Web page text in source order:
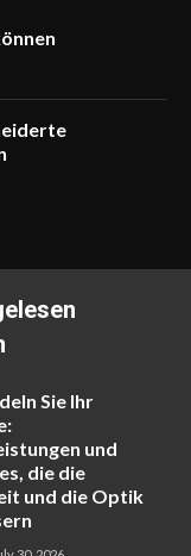
Sie Ihr
und
die die
und die Optik